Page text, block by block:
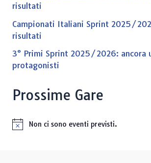
risultati
Campionati Italiani Sprint 2025/
risultati
3° Primi Sprint 2025/2026: ancora
protagonisti
Prossime Gare
N
Non ci sono eventi previsti.